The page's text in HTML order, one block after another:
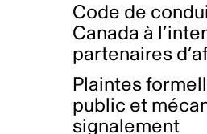
Code de
Canada à
partenaires
Plaintes
public et
signalement